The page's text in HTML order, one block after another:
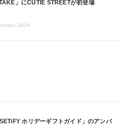
」にCUTIE STREETが初登場
ホリデーギフトガイド」のアンバ